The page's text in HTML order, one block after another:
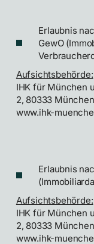
Erlaubnis
GewO
Aufsichtsbehörde:
IHK für München
2, 80333 München
www.ihk-
Erlaubnis
Aufsichtsbehörde:
IHK für München
2, 80333 München
www.ihk-